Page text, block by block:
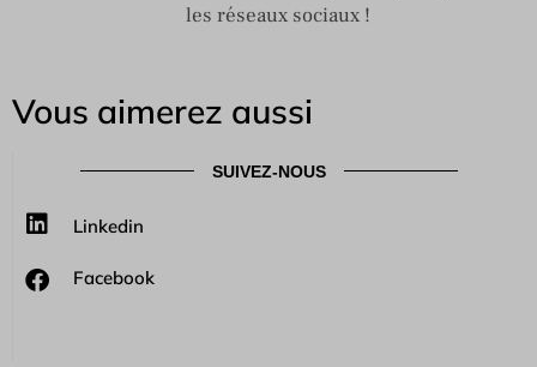
les réseaux sociaux !
Vous aimerez aussi
SUIVEZ-NOUS
Linkedin
Facebook